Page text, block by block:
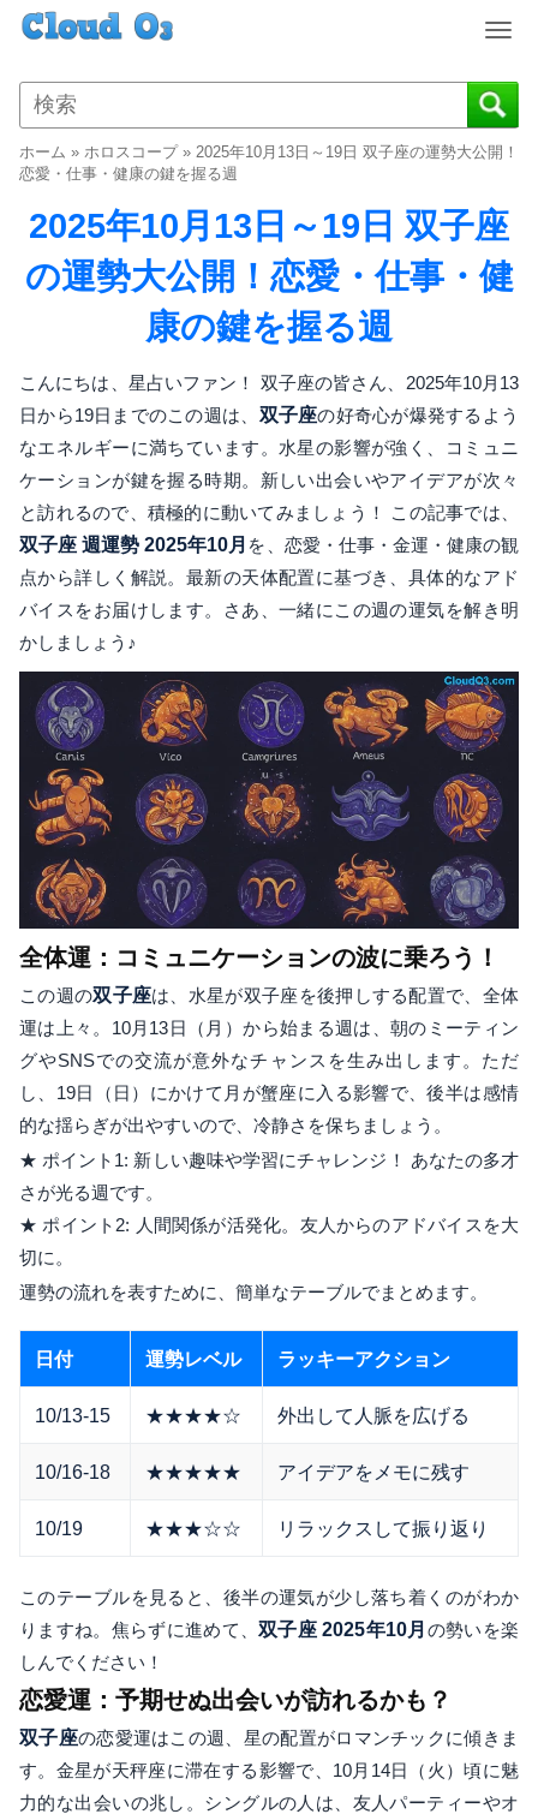
T
g
g
e
a
v
i
g
i
ホーム » ホロスコープ» 2025年10月13日～19日 双子座の運勢大公開！
恋愛・仕事・健康の鍵を握る週
2025年10月13日～19日 双子座
の運勢大公開！恋愛・仕事・健
康の鍵を握る週
こんにちは、星占いファン！ 双子座の皆さん、2025年10月13
日から19日までのこの週は、 双子座の好奇心が爆発するよう
なエネルギーに満ちています。水星の影響が強く、コミュニ
ケーションが鍵を握る時期。新しい出会いやアイデアが次々
と訪れるので、積極的に動いてみましょう！ この記事では、
双子座 週運勢 2025年10月 を、恋愛・仕事・金運・健康の観
点から詳しく解説。最新の天体配置に基づき、具体的なアド
バイスをお届けします。さあ、一緒にこの週の運気を解き明
かしましょう♪
全体運：コミュニケーションの波に乗ろう！
この週の双子座は、水星が双子座を後押しする配置で、全体
運は上々。10月13日（月）から始まる週は、朝のミーティン
グやSNSでの交流が意外なチャンスを生み出します。ただ
し、19日（日）にかけて月が蟹座に入る影響で、後半は感情
的な揺らぎが出やすいので、冷静さを保ちましょう。
★ ポイント1: 新しい趣味や学習にチャレンジ！ あなたの多才
さが光る週です。
★ ポイント2: 人間関係が活発化。友人からのアドバイスを大
切に。
運勢の流れを表すために、簡単なテーブルでまとめます。
日付 運勢レベル ラッキーアクション
10/13-15 ★★★★☆ 外出して人脈を広げる
10/16-18 ★★★★★ アイデアをメモに残す
10/19 ★★★☆☆ リラックスして振り返り
このテーブルを見ると、後半の運気が少し落ち着くのがわか
りますね。焦らずに進めて、双子座 2025年10月 の勢いを楽
しんでください！
恋愛運：予期せぬ出会いが訪れるかも？
双子座の恋愛運はこの週、星の配置がロマンチックに傾きま
す。金星が天秤座に滞在する影響で、10月14日（火）頃に魅
力的な出会いの兆し。シングルの人は、友人パーティーやオ